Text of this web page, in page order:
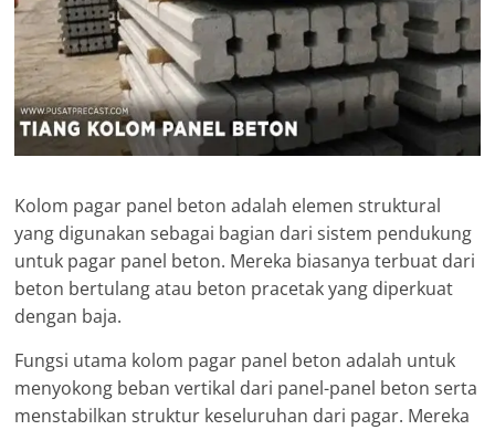
Kolom pagar panel beton adalah elemen struktural
yang digunakan sebagai bagian dari sistem pendukung
untuk pagar panel beton. Mereka biasanya terbuat dari
beton bertulang atau beton pracetak yang diperkuat
dengan baja.
Fungsi utama kolom pagar panel beton adalah untuk
menyokong beban vertikal dari panel-panel beton serta
menstabilkan struktur keseluruhan dari pagar. Mereka